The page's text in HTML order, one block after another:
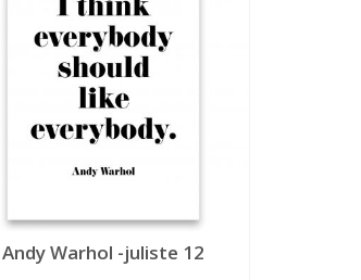
Andy Warhol -juliste 12